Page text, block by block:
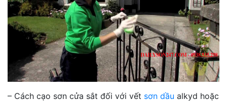
– Cách cạo sơn cửa sắt đối với vết sơn dầu alkyd hoặc